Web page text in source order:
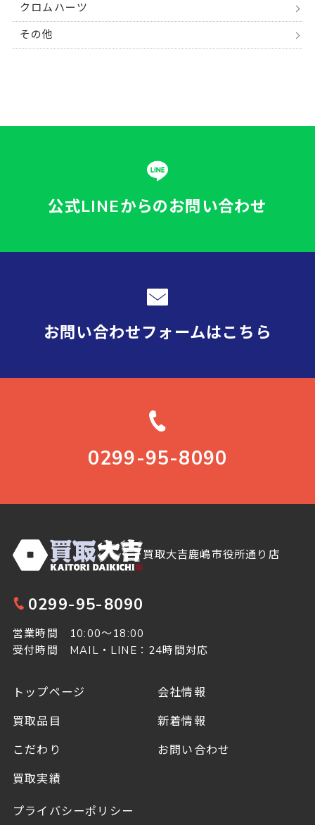
クロムハーツ
その他
公式LINEからのお問い合わせ
お問い合わせフォームはこちら
0299-95-8090
買取大吉鹿嶋市役所通り店
0299-95-8090
営業時間 10:00～18:00
受付時間 MAIL・LINE：24時間対応
トップページ
買取品目
こだわり
買取実績
会社情報
新着情報
お問い合わせ
プライバシーポリシー